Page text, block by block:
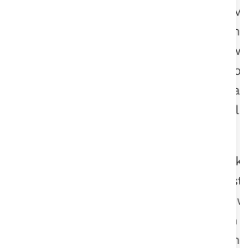
wil die de mensen doen, niet die
doen wat God onwelgevallig is;
wat ze willen, om de goddelijke
zelfs als ze doen wat ze willen
wensen, is het niettemin de wil
voorbereidt en beveelt wat ze
De takken van de wijnstok. De
wijnstok zonder iets aan de
maar ontvangen van de wijnstok
stand houdt: want de takken
aan de wijnstok dat de wijnstok